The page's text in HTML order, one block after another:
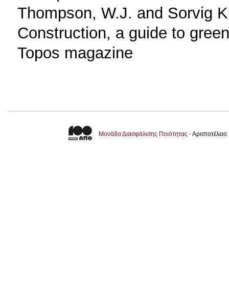
Thompson, W.J. and Sorvig
Construction, a guide to
Topos magazine
Μονάδα Διασφάλισης Ποιότητας -